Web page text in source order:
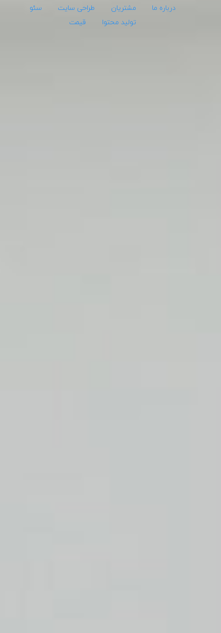
درباره ما مشتریان طراحی سایت
سئو
تولید محتوا
قیمت